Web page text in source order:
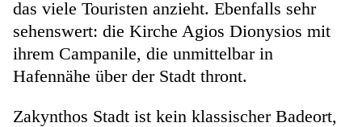
das viele Touristen anzieht. Ebenfalls sehr
sehenswert: die Kirche Agios Dionysios mit
ihrem Campanile, die unmittelbar in
Hafennähe über der Stadt thront.
Zakynthos Stadt ist kein klassischer Badeort,